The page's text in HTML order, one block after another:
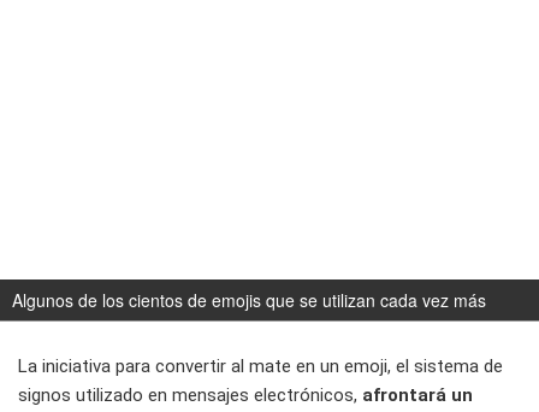
Algunos de los cientos de emojis que se utilizan cada vez más
La iniciativa para convertir al mate en un emoji, el sistema de
signos utilizado en mensajes electrónicos, afrontará un